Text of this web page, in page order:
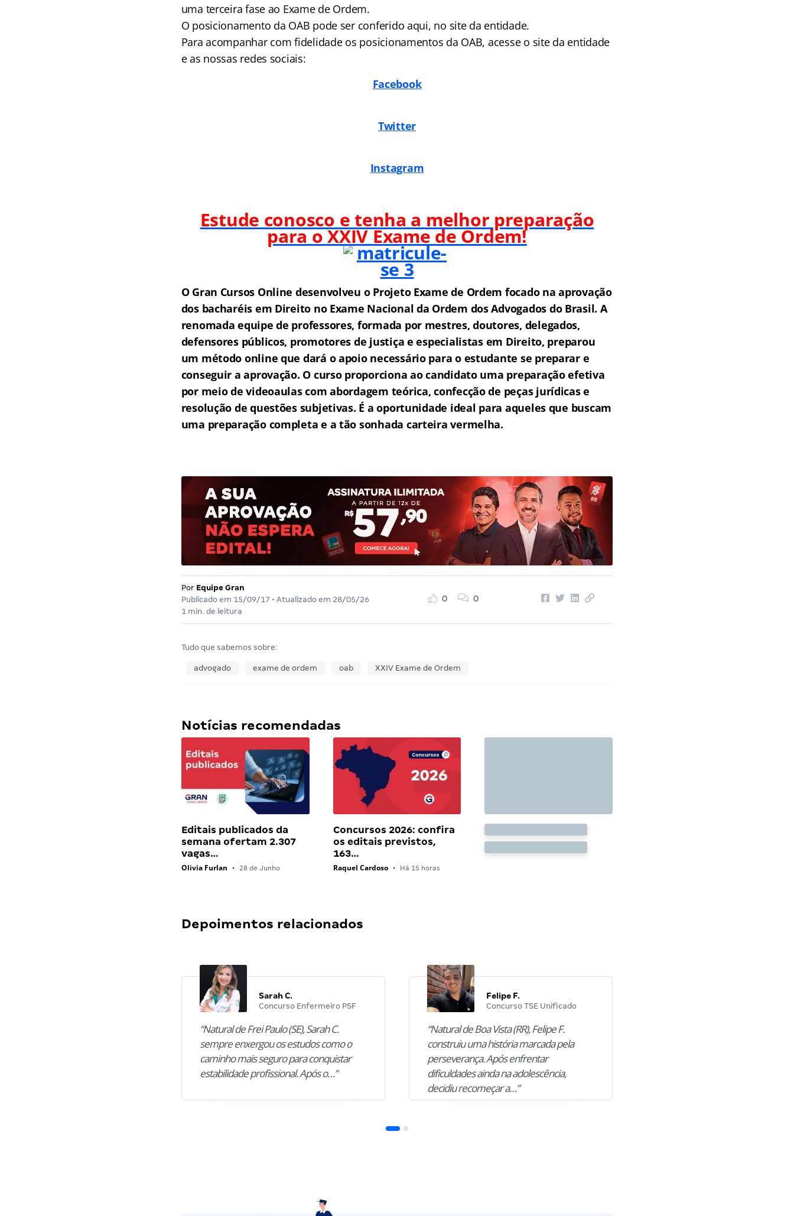
uma terceira fase ao Exame de Ordem.
O posicionamento da OAB pode ser conferido aqui, no site da entidade.
Para acompanhar com fidelidade os posicionamentos da OAB, acesse o site da entidade
e as nossas redes sociais:
Facebook
Twitter
Instagram
Estude conosco e tenha a melhor preparação
para o XXIVExame de Ordem!
O Gran Cursos Online desenvolveu o Projeto Exame de Ordem focado na aprovação
dos bacharéis em Direito no Exame Nacional da Ordem dos Advogados do Brasil. A
renomada equipe de professores, formada por mestres, doutores, delegados,
defensores públicos, promotores de justiça e especialistas em Direito, preparou
um método online que dará o apoio necessário para o estudante se preparar e
conseguir a aprovação. O curso proporciona ao candidato uma preparação efetiva
por meio de videoaulas com abordagem teórica, confecção de peças jurídicas e
resolução de questões subjetivas. É a oportunidade ideal para aqueles que buscam
uma preparação completa e a tão sonhada carteira vermelha.
Por Equipe Gran
Publicado em 15/09/17 • Atualizado em 28/05/26
1 min. de leitura
0 0
Tudo que sabemos sobre:
advogado exame de ordem oab XXIV Exame de Ordem
Notícias recomendadas
Editais publicados da
semana ofertam 2.307
vagas…
Olivia Furlan • 28 de Junho
Concursos 2026: confira
os editais previstos,
163…
Raquel Cardoso • Há 15 horas
Depoimentos relacionados
Sarah C.
Concurso Enfermeiro PSF
“Natural de Frei Paulo (SE), Sarah C.
sempre enxergou os estudos como o
caminho mais seguro para conquistar
estabilidade profissional. Após o…”
Felipe F.
Concurso TSE Unificado
“Natural de Boa Vista (RR), Felipe F.
construiu uma história marcada pela
perseverança. Após enfrentar
dificuldades ainda na adolescência,
decidiu recomeçar a…”